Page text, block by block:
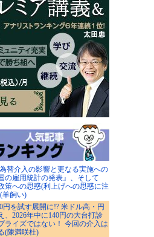
替介入の影響と更なる実施への
の雇用統計の発表』、そして
策への思惑(利上げへの思惑に注
羊飼い)
円を試す展開に!? 米ドル高・円
、2026年中に140円の大台打診
ライズではない！ 今回の介入は
(陳満咲杜)